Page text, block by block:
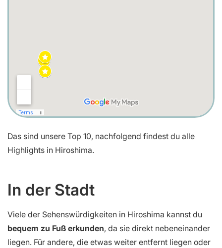
Das sind unsere Top 10, nachfolgend findest du alle
Highlights in Hiroshima.
In der Stadt
Viele der Sehenswürdigkeiten in Hiroshima kannst du
bequem zu Fuß erkunden, da sie direkt nebeneinander
liegen. Für andere, die etwas weiter entfernt liegen oder